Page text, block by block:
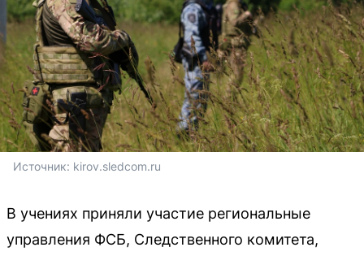
Источник: kirov.sledcom.ru
В учениях приняли участие региональные
управления ФСБ, Следственного комитета,